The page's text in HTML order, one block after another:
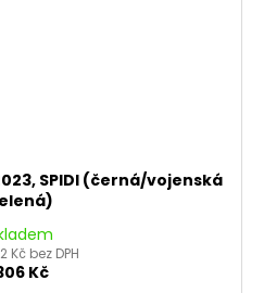
SPIDI (černá/vojenská
Kč bez DPH
Kč